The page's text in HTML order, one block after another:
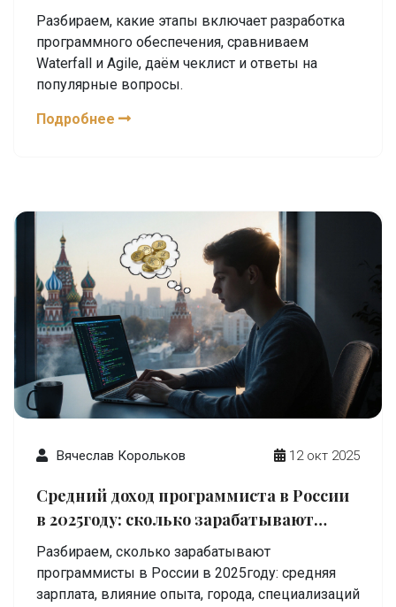
деле?
Разбираем, какие этапы включает разработка
программного обеспечения, сравниваем
Waterfall и Agile, даём чеклист и ответы на
популярные вопросы.
Подробнее
Вячеслав Корольков 12 окт 2025
Средний доход программиста в России
в 2025году: сколько зарабатывают
разработчики
Разбираем, сколько зарабатывают
программисты в России в 2025году: средняя
зарплата, влияние опыта, города, специализаций